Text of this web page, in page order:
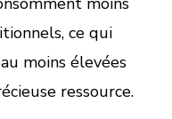
ce qui
moins élevées
ressource.